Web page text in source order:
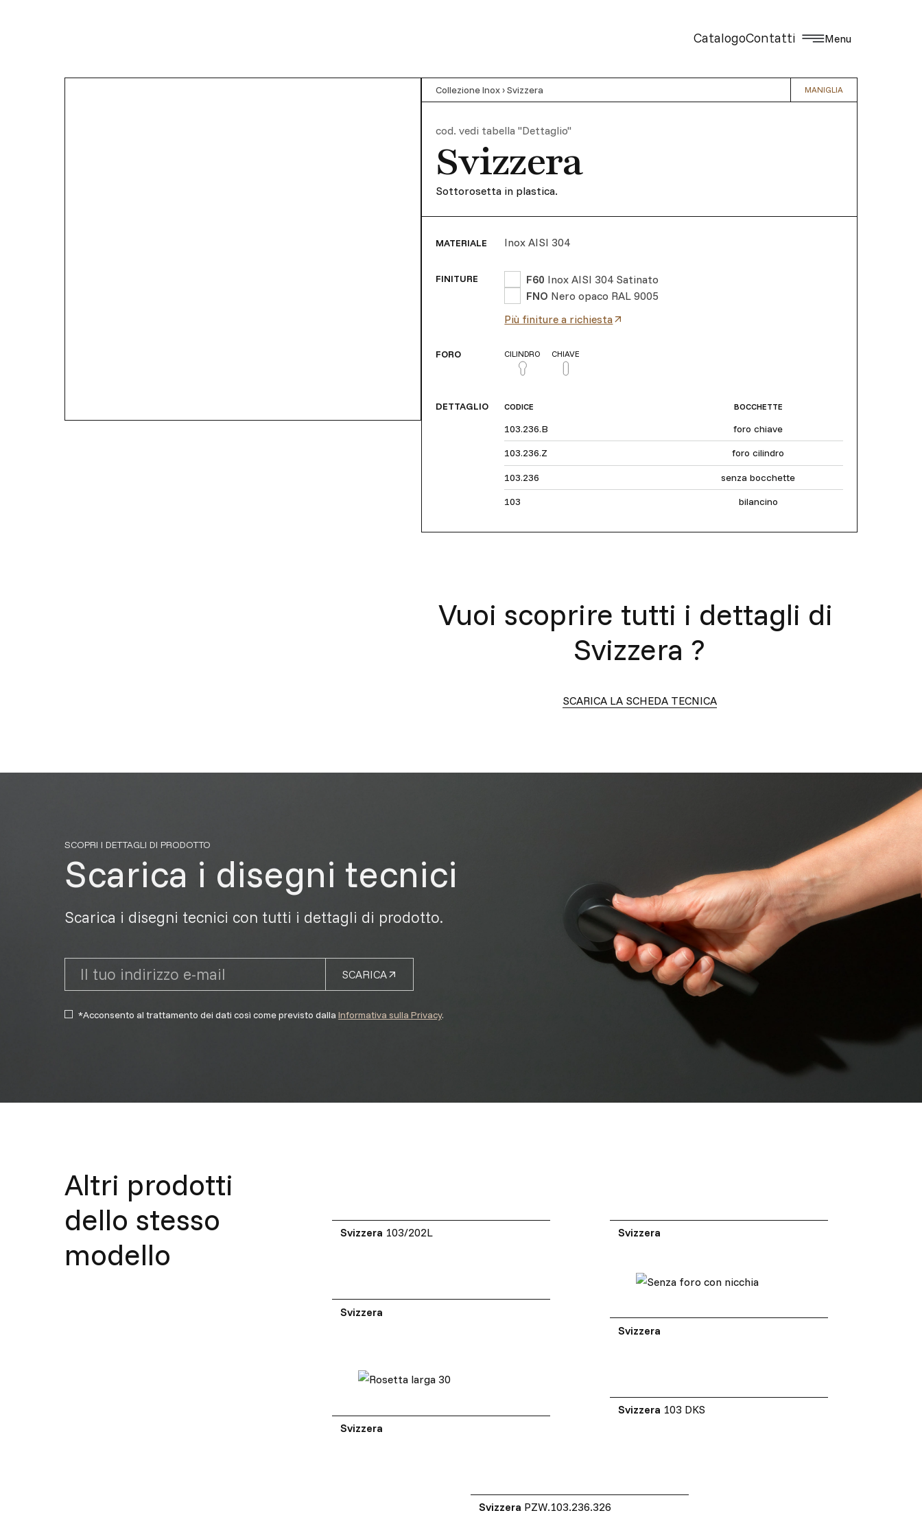
CatalogoContatti Menu
Collezione Inox›Svizzera MANIGLIA
cod.vedi tabella "Dettaglio"
Svizzera
Sottorosetta in plastica.
MATERIALE Inox AISI 304
FINITURE F60 Inox AISI 304 Satinato
FNO Nero opaco RAL 9005
Più finiture a richiesta
FORO CILINDRO CHIAVE
DETTAGLIO CODICE BOCCHETTE
103.236.B
foro chiave
103.236.Z
foro cilindro
103.236
senza bocchette
103
bilancino
Vuoi scoprire tutti i dettagli di
Svizzera ?
SCARICA LA SCHEDA TECNICA
SCOPRI I DETTAGLI DI PRODOTTO
Scarica i disegni tecnici
Scarica i disegni tecnici con tutti i dettagli di prodotto.
SCARICA
*Acconsento al trattamento dei dati così come previsto dallaInformativa sulla Privacy.
Altri prodotti
dello stesso
modello
Svizzera 103/202L Svizzera
Svizzera
Svizzera
Svizzera
Svizzera 103 DKS
Svizzera PZW.103.236.326